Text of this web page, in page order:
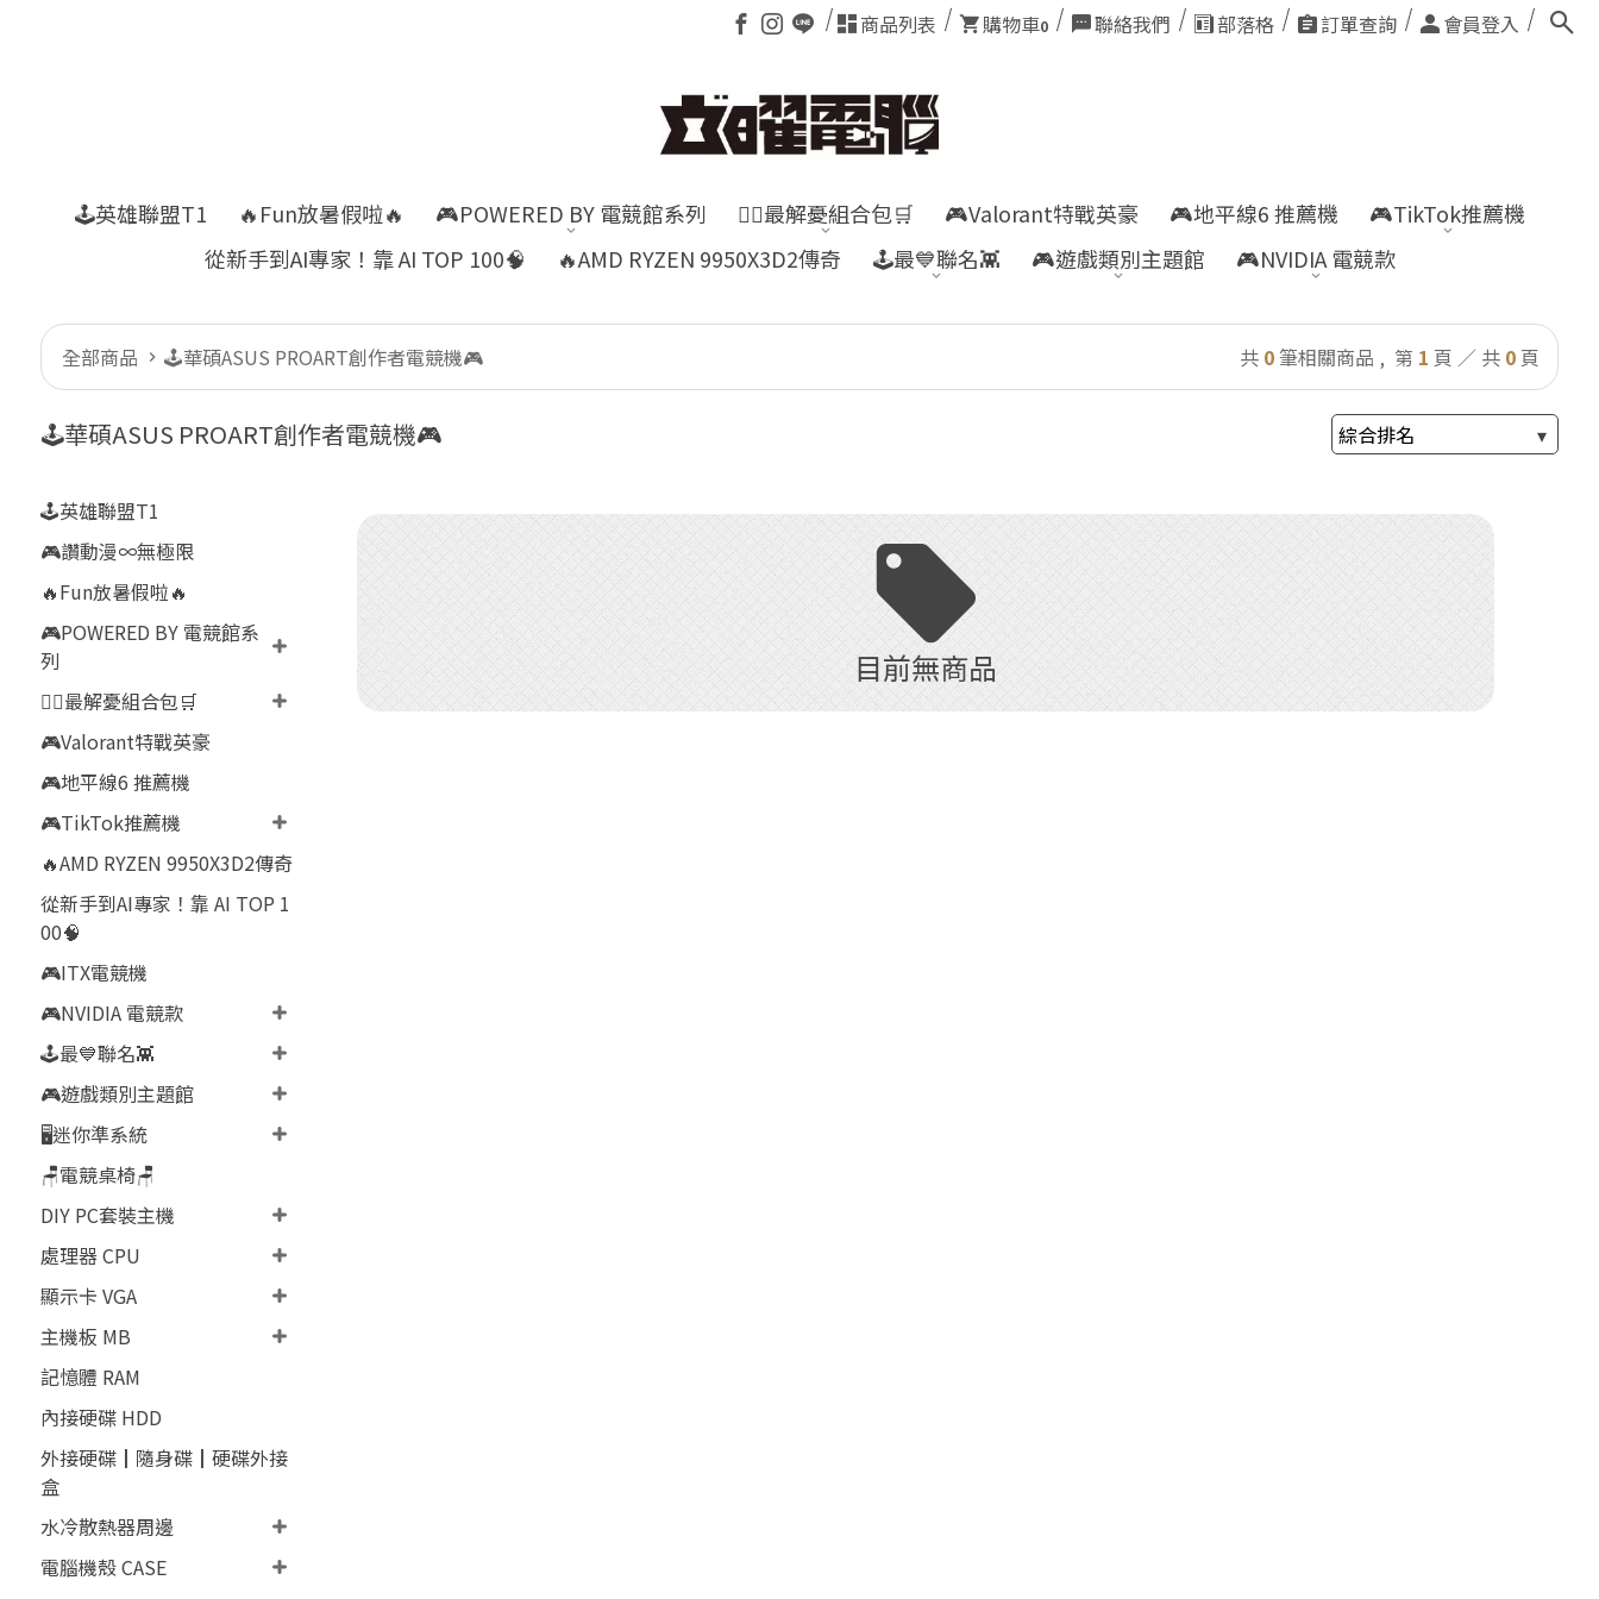
商品列表 購物車0 聯絡我們 部落格 訂單查詢 會員登入
🕹️英雄聯盟T1 🔥Fun放暑假啦🔥 🎮POWERED BY 電競館系列 👍🏻最解憂組合包🛒 🎮Valorant特戰英豪 🎮地平線6 推薦機
🎮TikTok推薦機
從新手到AI專家！靠 AI TOP 100🧠
🔥AMD RYZEN 9950X3D2傳奇 🕹️最💙聯名👾 🎮遊戲類別主題館 🎮NVIDIA 電競款
全部商品 🕹華碩ASUS PROART創作者電競機🎮 共 0筆相關商品 , 第 1 頁 ／ 共 0 頁
🕹華碩ASUS PROART創作者電競機🎮
🕹️英雄聯盟T1
🎮讚動漫∞無極限
🔥Fun放暑假啦🔥
🎮POWERED BY 電競館系
列
👍🏻最解憂組合包🛒
🎮Valorant特戰英豪
🎮地平線6 推薦機
🎮TikTok推薦機
🔥AMD RYZEN 9950X3D2傳奇
從新手到AI專家！靠 AI TOP 1
00🧠
🎮ITX電競機
🎮NVIDIA 電競款
🕹️最💙聯名👾
🎮遊戲類別主題館
🖥️迷你準系統
🪑電競桌椅🪑
DIY PC套裝主機
處理器 CPU
顯示卡 VGA
主機板 MB
記憶體 RAM
內接硬碟 HDD
外接硬碟┃隨身碟┃硬碟外接
盒
水冷散熱器周邊
電腦機殼 CASE
目前無商品